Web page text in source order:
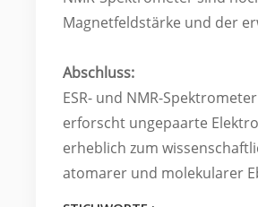
Magnetfeldstärke und der
Abschluss:
ESR- und NMR-
erforscht ungepaarte
erheblich zum
atomarer und molekularer